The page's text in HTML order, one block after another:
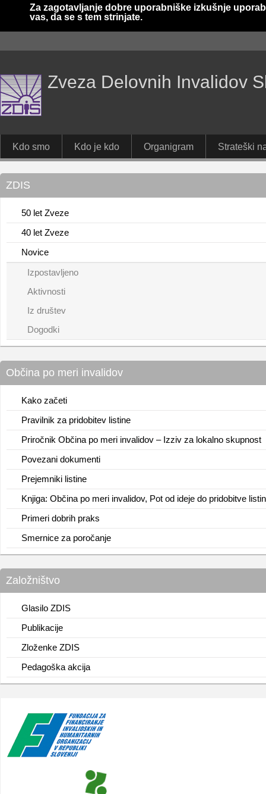
Za zagotavljanje dobre uporabniške izkušnje
vas, da se s tem strinjate.
Zveza Delovnih Invalidov
Kdo smo Kdo je kdo Organigram Strateški
ZDIS
50 let Zveze
40 let Zveze
Novice
Izpostavljeno
Aktivnosti
Iz društev
Dogodki
Občina po meri invalidov
Kako začeti
Pravilnik za pridobitev listine
Priročnik Občina po meri invalidov – Izziv za lokalno skupnost
Povezani dokumenti
Prejemniki listine
Knjiga: Občina po meri invalidov, Pot od ideje do pridobitve
Primeri dobrih praks
Smernice za poročanje
Založništvo
Glasilo ZDIS
Publikacije
Zloženke ZDIS
Pedagoška akcija